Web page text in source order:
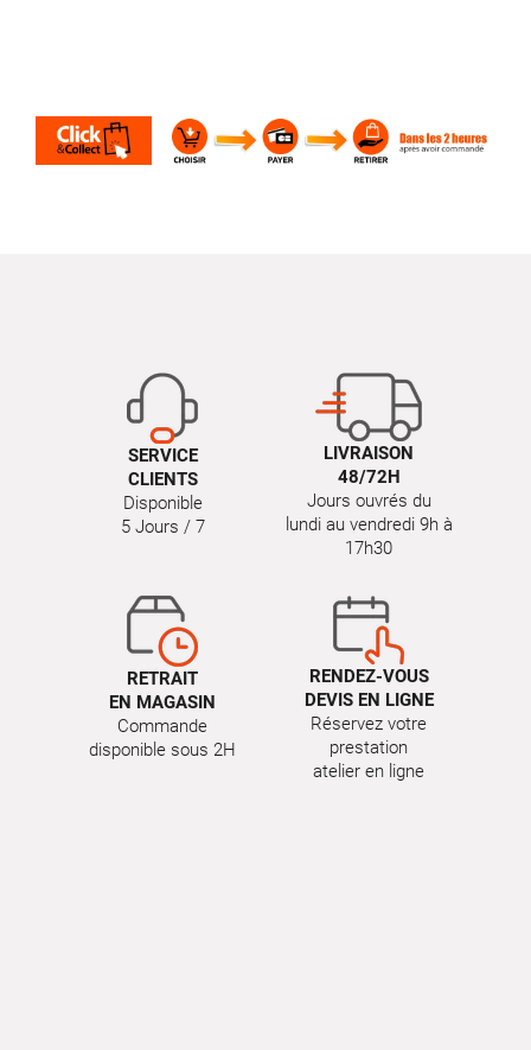
SERVICE
CLIENTS
Disponible
5 Jours / 7
LIVRAISON
48/72H
Jours ouvrés du
lundi au vendredi 9h à
17h30
RETRAIT
EN MAGASIN
Commande
disponible sous 2H
RENDEZ-VOUS
DEVIS EN LIGNE
Réservez votre
prestation
atelier en ligne